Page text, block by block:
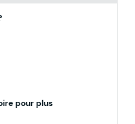
pour plus